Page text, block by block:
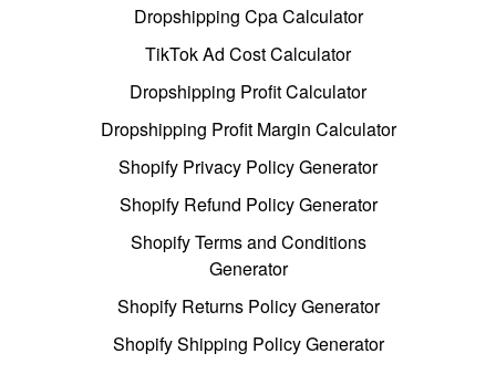
Dropshipping Cpa Calculator
TikTok Ad Cost Calculator
Dropshipping Profit Calculator
Dropshipping Profit Margin Calculator
Shopify Privacy Policy Generator
Shopify Refund Policy Generator
Shopify Terms and Conditions
Generator
Shopify Returns Policy Generator
Shopify Shipping Policy Generator